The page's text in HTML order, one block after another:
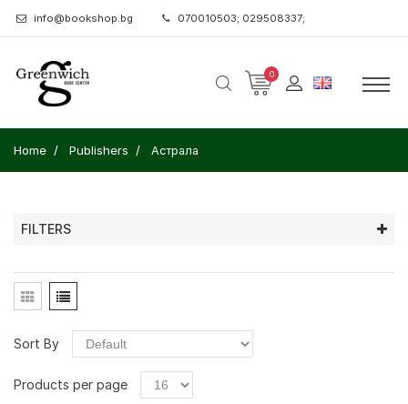
info@bookshop.bg 070010503; 029508337;
0
Home Publishers Астрала
FILTERS
Sort By
Products per page